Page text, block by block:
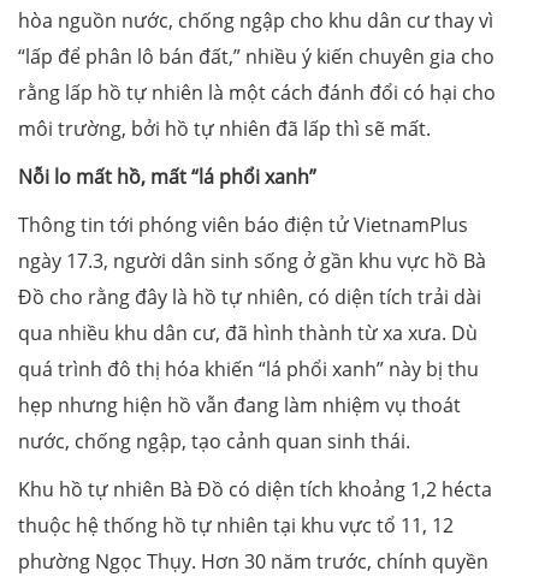
hòa nguồn nước, chống ngập cho khu dân cư thay vì
“lấp để phân lô bán đất,” nhiều ý kiến chuyên gia cho
rằng lấp hồ tự nhiên là một cách đánh đổi có hại cho
môi trường, bởi hồ tự nhiên đã lấp thì sẽ mất.
Nỗi lo mất hồ, mất “lá phổi xanh”
Thông tin tới phóng viên báo điện tử VietnamPlus
ngày 17.3, người dân sinh sống ở gần khu vực hồ Bà
Đồ cho rằng đây là hồ tự nhiên, có diện tích trải dài
qua nhiều khu dân cư, đã hình thành từ xa xưa. Dù
quá trình đô thị hóa khiến “lá phổi xanh” này bị thu
hẹp nhưng hiện hồ vẫn đang làm nhiệm vụ thoát
nước, chống ngập, tạo cảnh quan sinh thái.
Khu hồ tự nhiên Bà Đồ có diện tích khoảng 1,2 hécta
thuộc hệ thống hồ tự nhiên tại khu vực tổ 11, 12
phường Ngọc Thụy. Hơn 30 năm trước, chính quyền